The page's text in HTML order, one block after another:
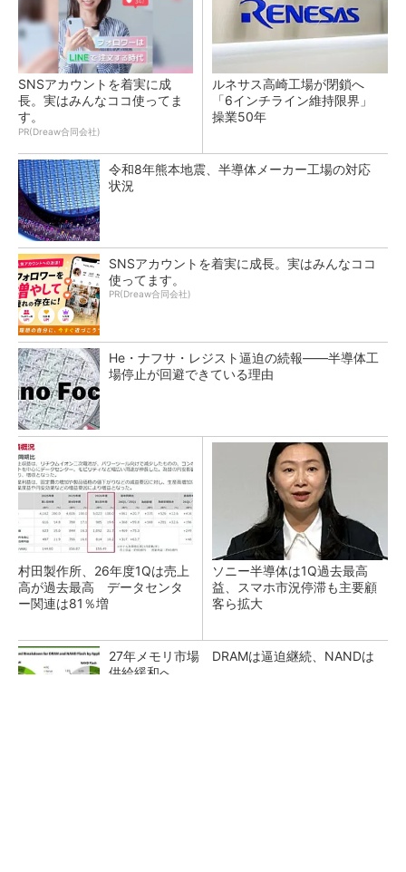
SNSアカウントを着実に成
長。実はみんなココ使ってま
す。
PR(Dreaw合同会社)
ルネサス高崎工場が閉鎖へ
「6インチライン維持限界」
操業50年
令和8年熊本地震、半導体メーカー工場の対応
状況
SNSアカウントを着実に成長。実はみんなココ
使ってます。
PR(Dreaw合同会社)
He・ナフサ・レジスト逼迫の続報――半導体工
場停止が回避できている理由
村田製作所、26年度1Qは売上
高が過去最高 データセンタ
ー関連は81％増
ソニー半導体は1Q過去最高
益、スマホ市況停滞も主要顧
客ら拡大
27年メモリ市場 DRAMは逼迫継続、NANDは
供給緩和へ